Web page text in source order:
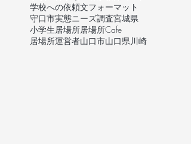
学校への依頼文フォーマット
守口市実態ニーズ調査宮城県
小学生居場所居場所Cafe
居場所運営者山口市山口県 川崎